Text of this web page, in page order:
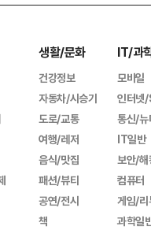
생활/문화
건강정보
자동차/시승기
도로/교통
여행/레저
음식/맛집
패션/뷰티
공연/전시
책
IT/과
모바일
인터넷
통신/뉴
IT일반
보안/해
컴퓨터
게임/리
과학일